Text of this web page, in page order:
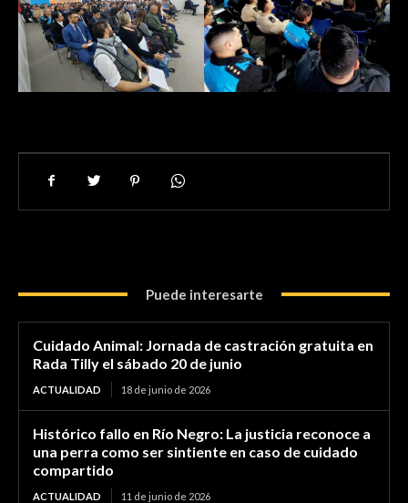
Puede interesarte
Cuidado Animal: Jornada de castración gratuita en
Rada Tilly el sábado 20 de junio
ACTUALIDAD 18 de junio de 2026
Histórico fallo en Río Negro: La justicia reconoce a
una perra como ser sintiente en caso de cuidado
compartido
ACTUALIDAD 11 de junio de 2026